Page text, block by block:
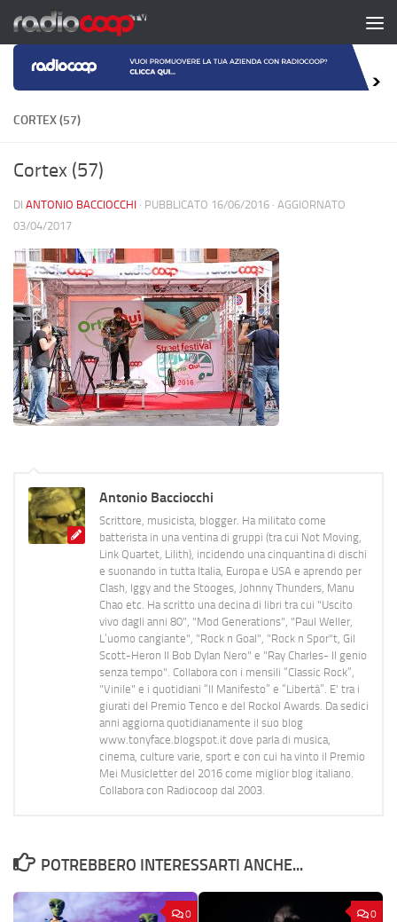
Salta al contenuto
CORTEX (57)
Cortex (57)
DI ANTONIO BACCIOCCHI · PUBBLICATO 16/06/2016 · AGGIORNATO
03/04/2017
Antonio Bacciocchi
Scrittore, musicista, blogger. Ha militato come
batterista in una ventina di gruppi (tra cui Not Moving,
Link Quartet, Lilith), incidendo una cinquantina di dischi
e suonando in tutta Italia, Europa e USA e aprendo per
Clash, Iggy and the Stooges, Johnny Thunders, Manu
Chao etc. Ha scritto una decina di libri tra cui "Uscito
vivo dagli anni 80", "Mod Generations", "Paul Weller,
L’uomo cangiante", "Rock n Goal", "Rock n Spor"t, Gil
Scott-Heron Il Bob Dylan Nero" e "Ray Charles- Il genio
senza tempo". Collabora con i mensili “Classic Rock”,
"Vinile" e i quotidiani “Il Manifesto” e “Libertà”. E' tra i
giurati del Premio Tenco e del Rockol Awards. Da sedici
anni aggiorna quotidianamente il suo blog
www.tonyface.blogspot.it dove parla di musica,
cinema, culture varie, sport e con cui ha vinto il Premio
Mei Musicletter del 2016 come miglior blog italiano.
Collabora con Radiocoop dal 2003.
POTREBBERO INTERESSARTI ANCHE...
0 0